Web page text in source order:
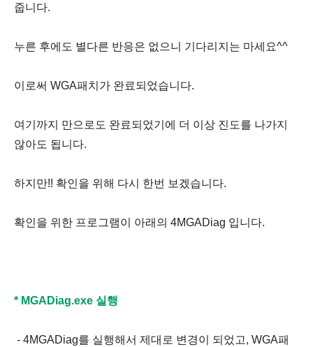
줍니다.
누른 후에도 별다른 반응은 없으니 기다리지는 마세요^^
이로써 WGA패치가 완료되었습니다.
여기까지 만으로도 완료되었기에 더 이상 진도를 나가지
않아도 됩니다.
하지만!! 확인을 위해 다시 한번 보겠습니다.
확인을 위한 프로그램이 아래의 4MGADiag 입니다.
* MGADiag.exe 실행
- 4MGADiag를 실행해서 제대로 변경이 되었고, WGA패